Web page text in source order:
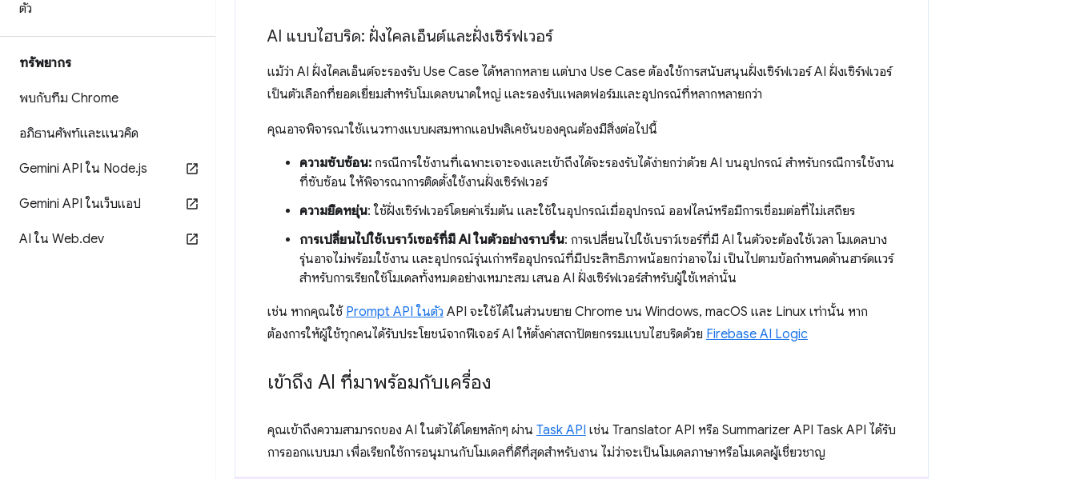
ตัว
ทรัพยากร
พบกับทีม Chrome
อภิธานศัพท์และแนวคิด
Gemini API ใน Node.js
Gemini API ในเว็บแอป
AI ใน Web.dev
AI แบบไฮบริด: ฝั่งไคลเอ็นต์และฝั่งเซิร์ฟเวอร์
แม้ว่า AI ฝั่งไคลเอ็นต์จะรองรับ Use Case ได้หลากหลาย แต่บาง Use Case ต้องใช้การสนับสนุนฝั่งเซิร์ฟเวอร์ AI ฝั่งเซิร์ฟเวอร์
เป็นตัวเลือกที่ยอดเยี่ยมสำหรับโมเดลขนาดใหญ่ และรองรับแพลตฟอร์มและอุปกรณ์ที่หลากหลายกว่า
คุณอาจพิจารณาใช้แนวทางแบบผสมหากแอปพลิเคชันของคุณต้องมีสิ่งต่อไปนี้
ความซับซ้อน: กรณีการใช้งานที่เฉพาะเจาะจงและเข้าถึงได้จะรองรับได้ง่ายกว่าด้วย AI บนอุปกรณ์ สำหรับกรณีการใช้งาน
ที่ซับซ้อน ให้พิจารณาการติดตั้งใช้งานฝั่งเซิร์ฟเวอร์
ความยืดหยุ่น: ใช้ฝั่งเซิร์ฟเวอร์โดยค่าเริ่มต้น และใช้ในอุปกรณ์เมื่ออุปกรณ์ ออฟไลน์หรือมีการเชื่อมต่อที่ไม่เสถียร
การเปลี่ยนไปใช้เบราว์เซอร์ที่มี AI ในตัวอย่างราบรื่น: การเปลี่ยนไปใช้เบราว์เซอร์ที่มี AI ในตัวจะต้องใช้เวลา โมเดลบาง
รุ่นอาจไม่พร้อมใช้งาน และอุปกรณ์รุ่นเก่าหรืออุปกรณ์ที่มีประสิทธิภาพน้อยกว่าอาจไม่ เป็นไปตามข้อกำหนดด้านฮาร์ดแวร์
สำหรับการเรียกใช้โมเดลทั้งหมดอย่างเหมาะสม เสนอ AI ฝั่งเซิร์ฟเวอร์สำหรับผู้ใช้เหล่านั้น
เช่น หากคุณใช้ Prompt API ในตัว API จะใช้ได้ในส่วนขยาย Chrome บน Windows, macOS และ Linux เท่านั้น หาก
ต้องการให้ผู้ใช้ทุกคนได้รับประโยชน์จากฟีเจอร์ AI ให้ตั้งค่าสถาปัตยกรรมแบบไฮบริดด้วย Firebase AI Logic
เข้าถึง AI ที่มาพร้อมกับเครื่อง
คุณเข้าถึงความสามารถของ AI ในตัวได้โดยหลักๆ ผ่าน Task API เช่น Translator API หรือ Summarizer API Task API ได้รับ
การออกแบบมา เพื่อเรียกใช้การอนุมานกับโมเดลที่ดีที่สุดสำหรับงาน ไม่ว่าจะเป็นโมเดลภาษาหรือโมเดลผู้เชี่ยวชาญ